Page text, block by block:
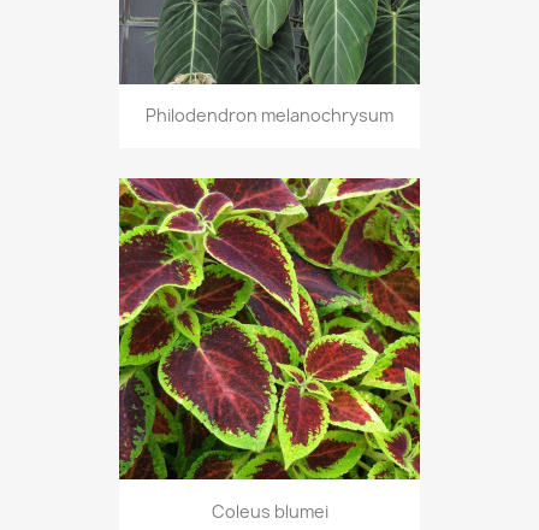
Philodendron melanochrysum
Coleus blumei